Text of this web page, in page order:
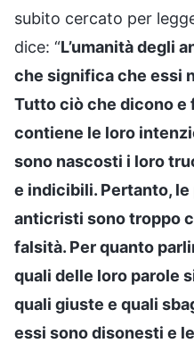
subito cercato per
dice: “L’umanità degli
che significa che essi
Tutto ciò che dicono e
contiene le loro
sono nascosti i loro
e indicibili. Pertanto,
anticristi sono troppo
falsità. Per quanto
quali delle loro parole
quali giuste e quali
essi sono disonesti e